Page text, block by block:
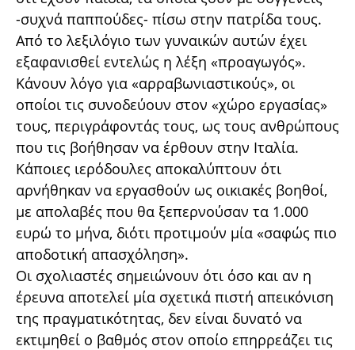
-συχνά παππούδες- πίσω στην πατρίδα τους.
Από το λεξιλόγιο των γυναικών αυτών έχει
εξαφανισθεί εντελώς η λέξη «προαγωγός».
Κάνουν λόγο για «αρραβωνιαστικούς», οι
οποίοι τις συνοδεύουν στον «χώρο εργασίας»
τους, περιγράφοντάς τους, ως τους ανθρώπους
που τις βοήθησαν να έρθουν στην Ιταλία.
Κάποιες ιερόδουλες αποκαλύπτουν ότι
αρνήθηκαν να εργασθούν ως οικιακές βοηθοί,
με απολαβές που θα ξεπερνούσαν τα 1.000
ευρώ το μήνα, διότι προτιμούν μία «σαφώς πιο
αποδοτική απασχόληση».
Οι σχολιαστές σημειώνουν ότι όσο και αν η
έρευνα αποτελεί μία σχετικά πιστή απεικόνιση
της πραγματικότητας, δεν είναι δυνατό να
εκτιμηθεί ο βαθμός στον οποίο επηρρεάζει τις